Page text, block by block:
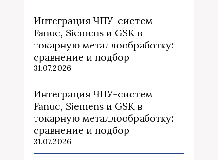
Интеграция ЧПУ-систем
Fanuc, Siemens и GSK в
токарную металлообработку:
сравнение и подбор
31.07.2026
Интеграция ЧПУ-систем
Fanuc, Siemens и GSK в
токарную металлообработку:
сравнение и подбор
31.07.2026